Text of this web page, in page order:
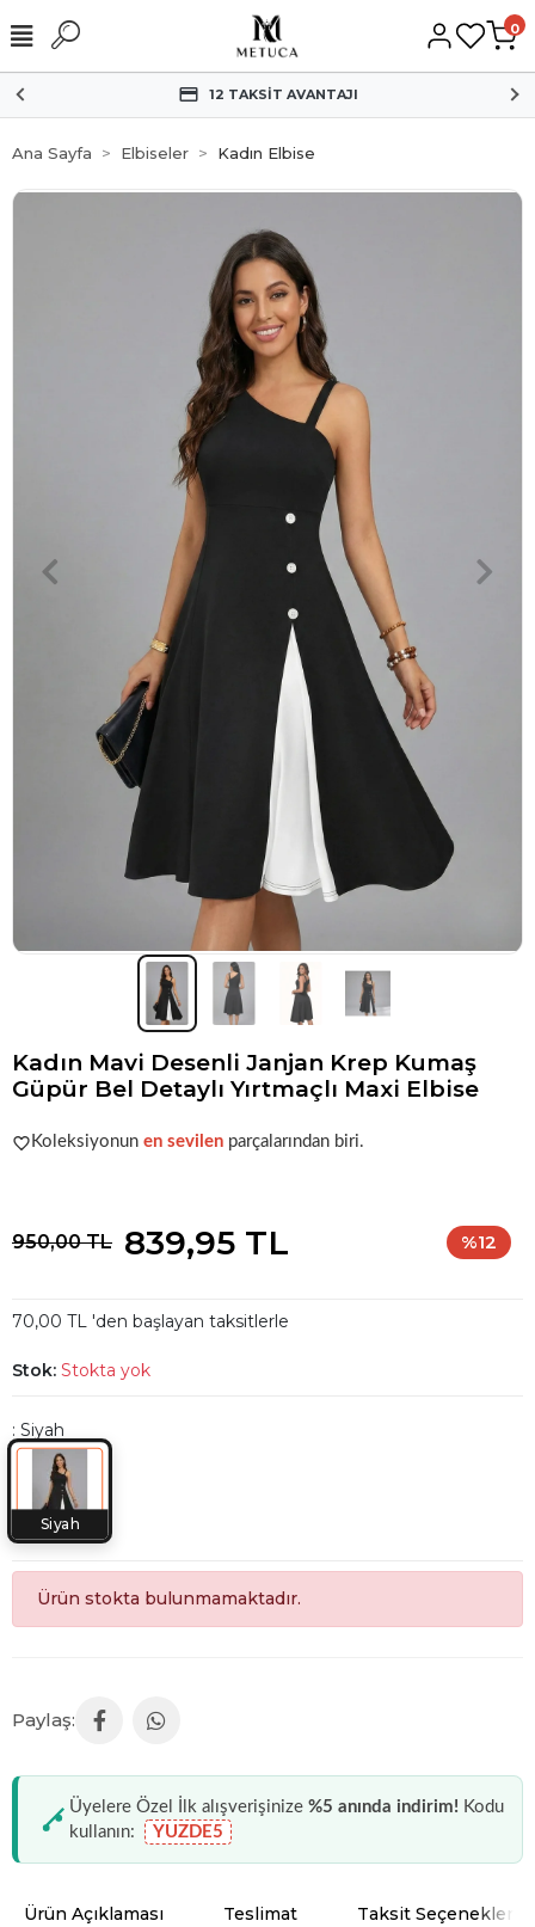
0
HIZLI KARGO
Ana Sayfa Elbiseler Kadın Elbise
Kadın Mavi Desenli Janjan Krep Kumaş
Güpür Bel Detaylı Yırtmaçlı Maxi Elbise
Acele et!Stoklar hızla azalıyor!
Koleksiyonun en sevilen parçalarından biri.
950,00 TL 839,95 TL %12
70,00 TL 'den başlayan taksitlerle
Stok: Stokta yok
: Siyah
Siyah
Ürün stokta bulunmamaktadır.
Üyelere Özel İlk alışverişinize %5 anında indirim! Kodu
kullanın:
YUZDE5
Ürün Açıklaması Teslimat Taksit Seçenekleri